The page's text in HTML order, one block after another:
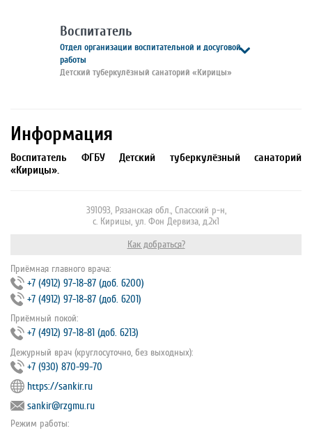
Воспитатель
Отдел организации воспитательной и досуговой
работы
Детский туберкулёзный санаторий «Кирицы»
Информация
Воспитатель ФГБУ Детский туберкулёзный санаторий
«Кирицы».
391093, Рязанская обл., Спасский р-н,
с. Кирицы, ул. Фон Дервиза, д.2к1
Как добраться?
Приёмная главного врача:
+7 (4912) 97‐18‐87 (доб. 6200)
+7 (4912) 97‐18‐87 (доб. 6201)
Приёмный покой:
+7 (4912) 97‐18‐81 (доб. 6213)
Дежурный врач (круглосуточно, без выходных):
+7 (930) 870-99-70
https://sankir.ru
sankir@rzgmu.ru
Режим работы: